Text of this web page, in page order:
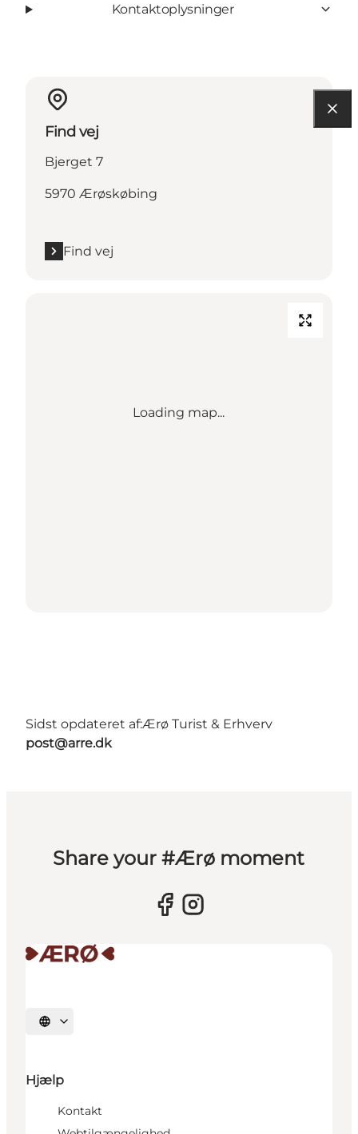
Kontaktoplysninger
Find vej
Bjerget 7
5970 Ærøskøbing
Find vej
Loading map...
Sidst opdateret af:Ærø Turist & Erhverv
post@arre.dk
Share your #Ærø moment
Vælg sprog
Hjælp
Kontakt